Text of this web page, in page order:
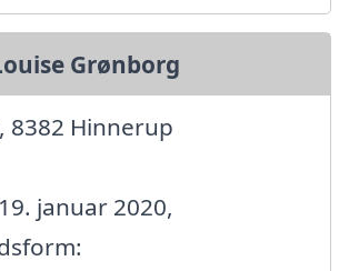
Grønborg
8382 Hinnerup
januar 2020,